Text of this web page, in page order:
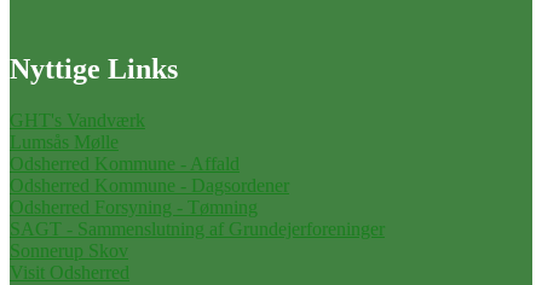
Nyttige Links
GHT's Vandværk
Lumsås Mølle
Odsherred Kommune - Affald
Odsherred Kommune - Dagsordener
Odsherred Forsyning - Tømning
SAGT - Sammenslutning af Grundejerforeninger
Sonnerup Skov
Visit Odsherred